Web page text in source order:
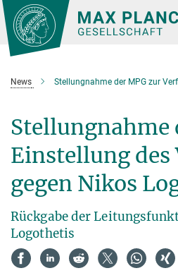
Hauptinhalt
News Stellungnahme der MPG zur
Stellungnahme
Einstellung des
gegen Nikos
Rückgabe der
Logothetis